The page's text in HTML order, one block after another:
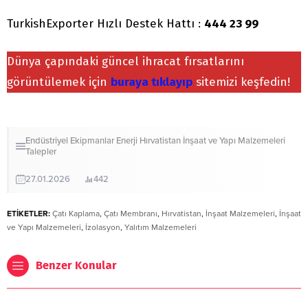
TurkishExporter Hızlı Destek Hattı : 444 23 99
Dünya çapındaki güncel ihracat fırsatlarını
görüntülemek için buraya tıklayıp sitemizi keşfedin!
Endüstriyel Ekipmanlar Enerji Hırvatistan İnşaat ve Yapı Malzemeleri
Talepler
27.01.2026 442
ETİKETLER: Çatı Kaplama, Çatı Membranı, Hırvatistan, İnşaat Malzemeleri, İnşaat
ve Yapı Malzemeleri, İzolasyon, Yalıtım Malzemeleri
Benzer Konular